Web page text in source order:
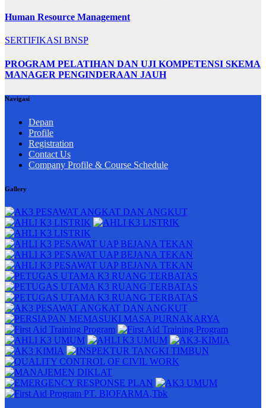
Human Resource Management
SERTIFIKASI BNSP
PROGRAM PELATIHAN DAN UJI KOMPETENSI SKEMA
MANAGER PENGINDERAAN JAUH
Navigasi
Depan
Profile
Registration
Contact Us
Company Profile & Course Schedule
Gallery